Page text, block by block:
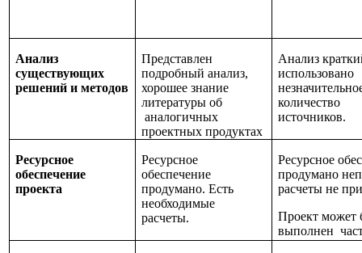
Анализ
существующих
решений и методов
Представлен
подробный анализ,
хорошее знание
литературы об
аналогичных
проектных продуктах
Анализ
использовано
количество
источников.
Ресурсное
обеспечение
проекта
Ресурсное
обеспечение
продумано. Есть
необходимые
расчеты.
Ресурсное
продумано
расчеты не
Проект может
выполнен